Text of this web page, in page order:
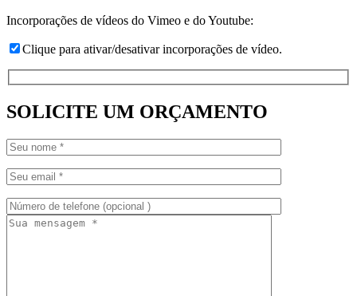
Incorporações de vídeos do Vimeo e do Youtube:
Clique para ativar/desativar incorporações de vídeo.
SOLICITE UM ORÇAMENTO